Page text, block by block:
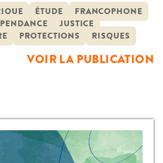
world: risks and safeguards
P.35 La independencia
francófono: factores de riesgo y
Y RESUMEN P.61 Die […]
ÉTUDE
FRANCOPHONE
JUSTICE
PROTECTIONS RISQUES
VOIR LA PUBLICATION